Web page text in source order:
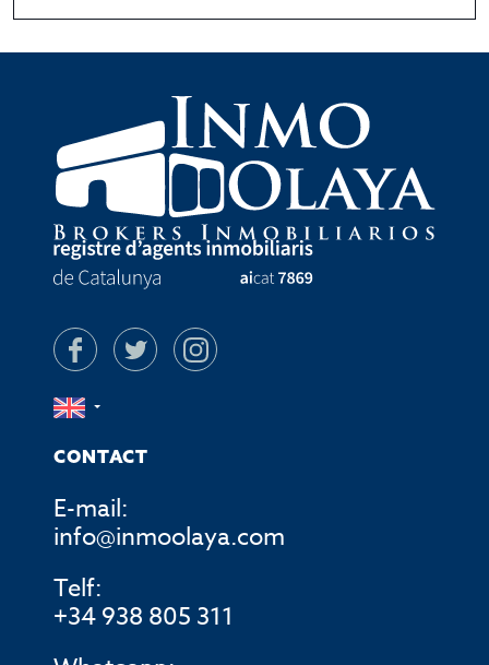
CONTACT
E-mail:
info@inmoolaya.com
Telf:
+34 938 805 311